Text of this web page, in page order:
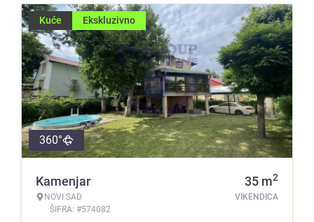
Kuće Ekskluzivno
360°
Kamenjar
NOVI SAD
ŠIFRA: #574082
35 m2
VIKENDICA